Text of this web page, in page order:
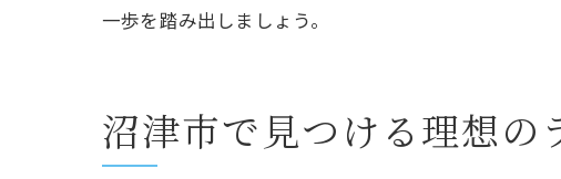
沼津市
一歩を踏み出しましょう。
沼津市で見つける理想の